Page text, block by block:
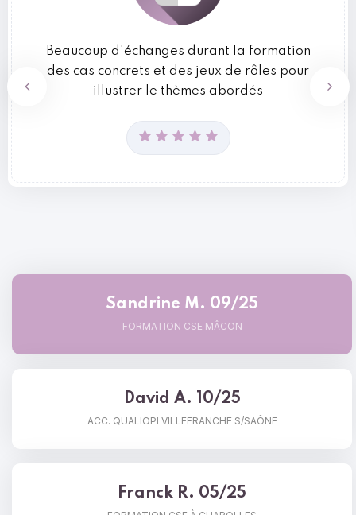
Beaucoup d'échanges durant la formation
des cas concrets et des jeux de rôles pour
illustrer le thèmes abordés
Sandrine M. 09/25
FORMATION CSE MÂCON
David A. 10/25
ACC. QUALIOPI VILLEFRANCHE S/SAÔNE
Franck R. 05/25